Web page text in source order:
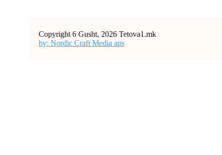
Copyright 6 Gusht, 2026 Tetova1.mk
by: Nordic Craft Media aps